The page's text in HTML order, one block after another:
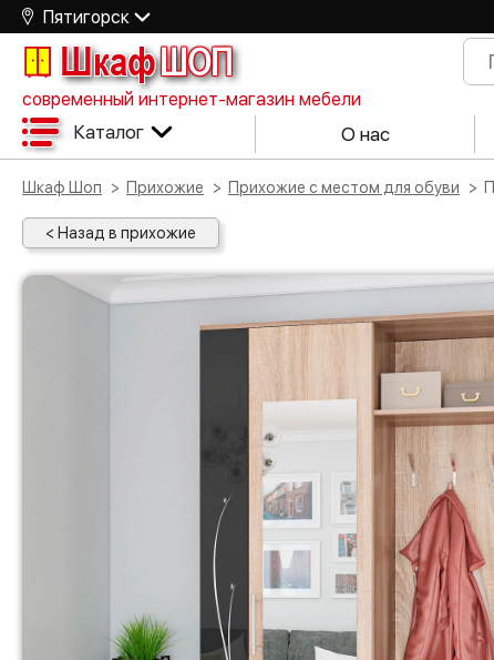
Пятигорск
ШкафШОП
современный интернет-магазин мебели
Каталог О нас
Шкаф Шоп Прихожие Прихожие с местом для обуви
< Назад в прихожие